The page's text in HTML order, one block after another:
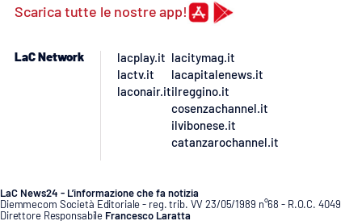
Scarica tutte le nostre app!
LaC Network
lacplay.it
lactv.it
laconair.it
lacitymag.it
lacapitalenews.it
ilreggino.it
cosenzachannel.it
ilvibonese.it
catanzarochannel.it
LaC News24 - L’informazione che fa notizia
Diemmecom Società Editoriale - reg. trib. VV 23/05/1989 n°68 - R.O.C. 4049
Direttore Responsabile Francesco Laratta